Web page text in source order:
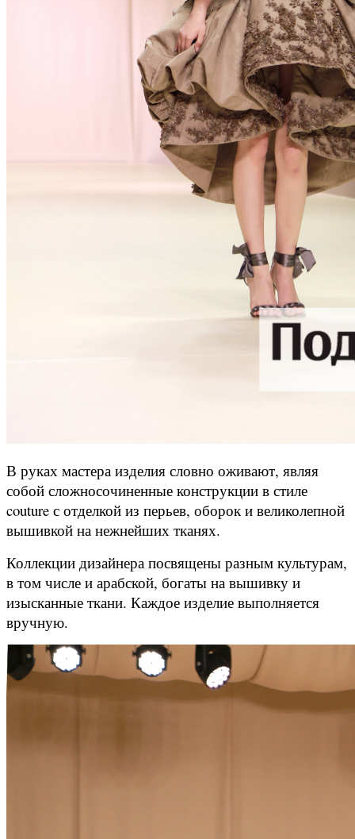
В руках мастера изделия словно оживают, являя
собой сложносочиненные конструкции в стиле
couture с отделкой из перьев, оборок и великолепной
вышивкой на нежнейших тканях.
Коллекции дизайнера посвящены разным культурам,
в том числе и арабской, богаты на вышивку и
изысканные ткани. Каждое изделие выполняется
вручную.